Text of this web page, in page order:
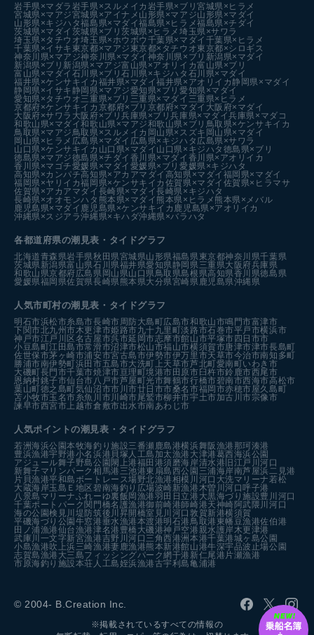
岩手県×マダラ 岩手県×スルメイカ 岩手県×ブリ宮城県×ヒラメ
宮城県×マアジ宮城県×アイナメ 山形県×マアジ山形県×マダイ
山形県×キジハタ福島県×マダイ福島県×ヒラメ福島県×チダイ
茨城県×マダイ 茨城県×ブリ茨城県×ヒラメ埼玉県×サワラ
埼玉県×タチウオ埼玉県×ホウボウ 千葉県×マダイ 千葉県×ヒラメ
千葉県×イサキ 東京都×マアジ 東京都×タチウオ東京都×シロギス
神奈川県×マアジ神奈川県×マダイ 神奈川県×ブリ 新潟県×マダイ
新潟県×ブリ 新潟県×マアジ富山県×アオリイカ富山県×ブリ
富山県×マダイ 石川県×ブリ石川県×キジハタ 石川県×マダイ
福井県×ケンサキイカ 福井県×マダイ福井県×アオリイカ静岡県×マダイ
静岡県×イサキ静岡県×マアジ愛知県×ブリ愛知県×マダイ
愛知県×タチウオ三重県×ブリ 三重県×マダイ 三重県×ヒラメ
京都府×ケンサキイカ 京都府×ブリ 京都府×マダイ 大阪府×マダイ
大阪府×サワラ 大阪府×ブリ兵庫県×ブリ兵庫県×マダイ兵庫県×マダコ
和歌山県×マダイ和歌山県×マアジ和歌山県×ブリ 鳥取県×ケンサキイカ
鳥取県×マアジ 鳥取県×スルメイカ 岡山県×スズキ 岡山県×マダイ
岡山県×ヒラメ 広島県×マダイ 広島県×キジハタ 広島県×サワラ
山口県×ケンサキイカ 山口県×マダイ 山口県×キジハタ 徳島県×ブリ
徳島県×マアジ徳島県×チダイ 香川県×マダイ 香川県×アオリイカ
香川県×マゴチ愛媛県×マダイ 愛媛県×ブリ愛媛県×キジハタ
高知県×カンパチ高知県×アカアマダイ 高知県×マダイ 福岡県×マダイ
福岡県×ヤリイカ福岡県×ケンサキイカ 佐賀県×マダイ 佐賀県×ヒラマサ
佐賀県×アカアマダイ 長崎県×マダイ長崎県×キジハタ
長崎県×オオモンハタ 熊本県×マダイ 熊本県×ヒラメ 熊本県×メバル
鹿児島県×マダイ 鹿児島県×ケンサキイカ 鹿児島県×アオリイカ
沖縄県×スジアラ沖縄県×キハダ沖縄県×バラハタ
各都道府県の潮見表 ・タイドグラフ
北海道青森県岩手県秋田県宮城県山形県福島県 東京都神奈川県千葉県
茨城県 新潟県富山県石川県福井県愛知県静岡県 三重県大阪府兵庫県
和歌山県京都府広島県 岡山県山口県 鳥取県島根県高知県香川県徳島県
愛媛県福岡県佐賀県長崎県 熊本県大分県宮崎県 鹿児島県沖縄県
人気市町村の潮見表・タイドグラフ
明石市浜松市糸島市長崎市 周防大島町広島市和歌山市鳴門市富津市
下関市北九州市木更津市姫路市九十九里町淡路市石巻市平戸市横浜市
神戸市江戸川区名古屋市呉市延岡市志摩市館山市平塚市四日市市
小豆島町江田島市常滑市沼津市松山市福山市横須賀市唐津市津市長島町
佐世保市茅ヶ崎市浦安市宮古島市伊勢市伊万里市天草市今治市南知多町
勝浦市南伊勢町浜田市五島市大洗町 上天草市芦北町愛南町いわき市
大磯町長門市千葉市焼津市亘理町境港市田原市臼杵市鈴鹿市西尾市
恩納村銚子市仙台市 八戸市芦屋町光市舞鶴市行橋市碧南市西海市高松市
葉山町徳之島町気仙沼市市川市廿日市市桑名市福岡市赤穂市屋久島町
苫小牧市玉名市糸魚川市 川崎市尾鷲市柳井市宇土市加古川市宗像市
諫早市西宮市 上越市倉敷市出水市南あわじ市
人気ポイントの潮見表・タイドグラフ
若洲海浜公園本牧海釣り施設三番瀬 鹿島港横浜舞阪漁港 那珂湊港
豊浜漁港宇野港小名浜港 貝塚人工島 加太漁港 大津港葛西海浜公園
アジュール舞子野島公園閖上港福田港須磨海岸清水港 旧江戸川河口
新舞子マリンパーク 相馬港 三池港東扇島西公園 三浦海岸南芦屋浜 二見港
片貝漁港平和島ボートレース場野北漁港相模川河口 大洗マリーナ 若松
大蔵海岸玉島Ｅ地区碧南海釣り広場波崎新漁港 木曽川河口呼子港
八景島マリーナふれーゆ裏飯岡漁港羽田 日立港 大黒海づり施設豊川河口
千葉ポートパーク関門橋名護漁港御前崎港師崎港天神崎阿武隈川河口
海の公園検見川堤防筑後川昇開橋室見川河口敦賀新港横須賀
平磯海づり公園牛窓港垂水漁港本渡港明石港 鳥取港 東幡豆漁港佐伯港
田ノ浦漁港仙台漁港津名港 豊橋 大磯港神戸空港親水護岸 木更津港
武庫川一文字新宮漁港吉野川河口 三角西港洲本港千葉港城ヶ島公園
小島漁港吹上浜三崎漁港妻鹿漁港熊本新港館山港牛深宇品波止場公園
志賀島漁港 大三島フィッシングパーク網干港 新仁尾港 片瀬漁港
市原海釣り施設本荘人工島姪浜漁港古宇利島亀浦港
© 2004- B.Creation Inc.
※掲載されているすべての情報の